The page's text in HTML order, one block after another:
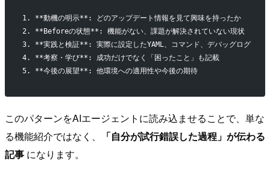
1. **動機の明示**: どのアップデート情報を見て興味を持ったか
2. **Beforeの状態**: 機能がない、課題が解決されていない現状
3. **実践と検証**: 実際に設定したYAML、コマンド、デバッグログ
4. **考察・学び**: 成功だけでなく「困ったこと」も記載
5. **今後の展望**: 他環境への適用性や今後の期待
このパターンをAIエージェントに読み込ませることで、単な
る機能紹介ではなく、
「自分が試行錯誤した過程」が伝わる
記事 になります。